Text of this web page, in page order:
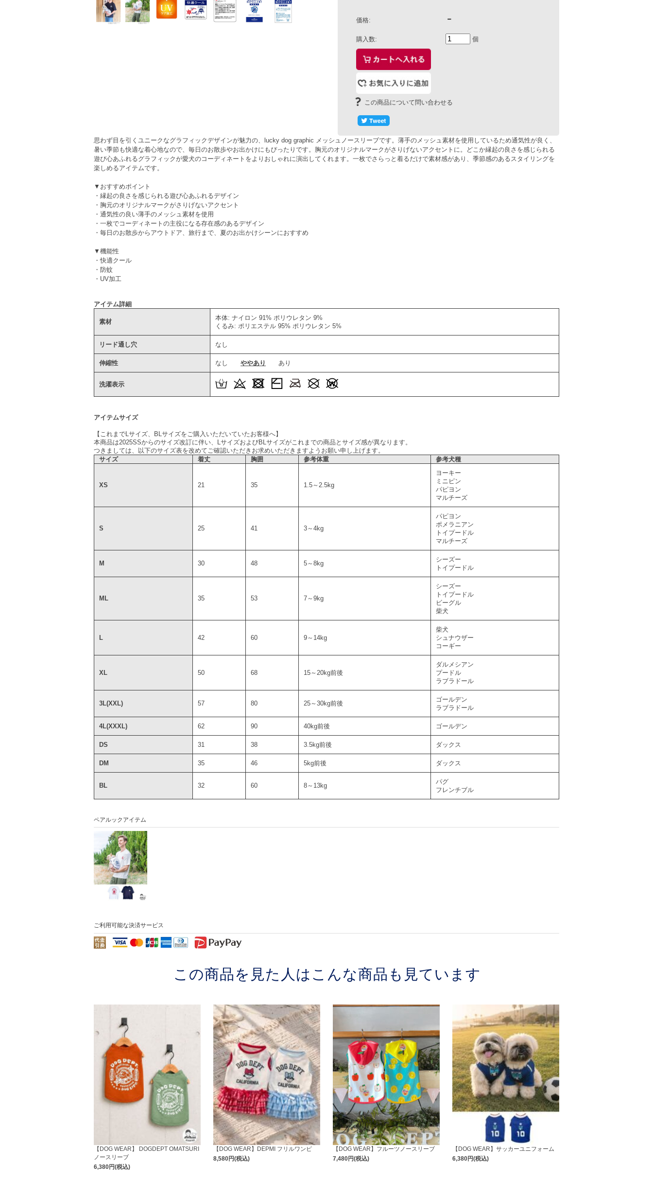
この商品について問い合わせる
思わず目を引くユニークなグラフィックデザインが魅力の、lucky dog graphic メッシュノースリーブです。薄手のメッシュ素材を使用しているため通気性が良く、
暑い季節も快適な着心地なので、毎日のお散歩やお出かけにもぴったりです。胸元のオリジナルマークがさりげないアクセントに。どこか縁起の良さを感じられる
遊び心あふれるグラフィックが愛犬のコーディネートをよりおしゃれに演出してくれます。一枚でさらっと着るだけで素材感があり、季節感のあるスタイリングを
楽しめるアイテムです。
▼おすすめポイント
・縁起の良さを感じられる遊び心あふれるデザイン
・胸元のオリジナルマークがさりげないアクセント
・通気性の良い薄手のメッシュ素材を使用
・一枚でコーディネートの主役になる存在感のあるデザイン
・毎日のお散歩からアウトドア、旅行まで、夏のお出かけシーンにおすすめ
▼機能性
・快適クール
・防蚊
・UV加工
アイテム詳細
素材
本体: ナイロン 91% ポリウレタン 9%
くるみ: ポリエステル 95% ポリウレタン 5%
リード通し穴 なし
伸縮性 なし ややあり あり
洗濯表示
アイテムサイズ
【これまでLサイズ、BLサイズをご購入いただいていたお客様へ】
本商品は2025SSからのサイズ改訂に伴い、LサイズおよびBLサイズがこれまでの商品とサイズ感が異なります。
つきましては、以下のサイズ表を改めてご確認いただきお求めいただきますようお願い申し上げます。
サイズ
着丈 胸囲 参考体重 参考犬種
XS 21 35 1.5～2.5kg
ヨーキー
ミニピン
パピヨン
マルチーズ
S 25 41 3～4kg
パピヨン
ポメラニアン
トイプードル
マルチーズ
M 30 48 5～8kg
シーズー
トイプードル
ML 35 53 7～9kg
シーズー
トイプードル
ビーグル
柴犬
L 42 60 9～14kg
柴犬
シュナウザー
コーギー
XL 50 68 15～20kg前後
ダルメシアン
プードル
ラブラドール
3L(XXL) 57 80 25～30kg前後
ゴールデン
ラブラドール
4L(XXXL) 62 90 40kg前後 ゴールデン
DS 31 38 3.5kg前後 ダックス
DM 35 46 5kg前後 ダックス
BL 32 60 8～13kg
パグ
フレンチブル
ペアルックアイテム
ご利用可能な決済サービス
この商品を見た人はこんな商品も見ています
【DOG WEAR】 DOGDEPT OMATSURI
ノースリーブ
6,380円(税込)
【DOG WEAR】DEPMI フリルワンピ
8,580円(税込)
【DOG WEAR】フルーツノースリーブ
7,480円(税込)
【DOG WEAR】サッカーユニフォーム
6,380円(税込)